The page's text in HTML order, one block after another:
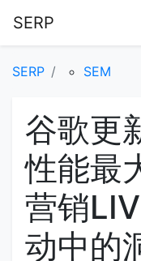
SERP
SERP SEM
谷歌更
性能最
营销
动中的